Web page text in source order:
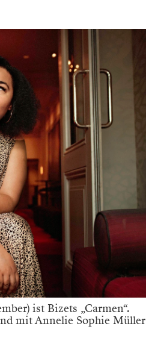
ist Bizets „Carmen“.
mit Annelie Sophie Müller